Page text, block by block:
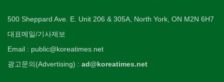
500 Sheppard Ave. E. Unit 206 & 305A, North York, ON M2N 6H7
대표메일/기사제보
Email : public@koreatimes.net
광고문의(Advertising) : ad@koreatimes.net